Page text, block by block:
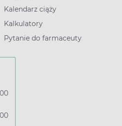
Kalendarz ciąży
Kalkulatory
Pytanie do farmaceuty